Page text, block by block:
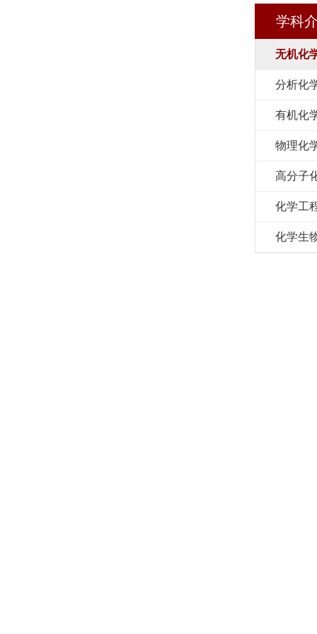
学科
无机化
分析化
有机化
物理化
高分子
化学工
化学生